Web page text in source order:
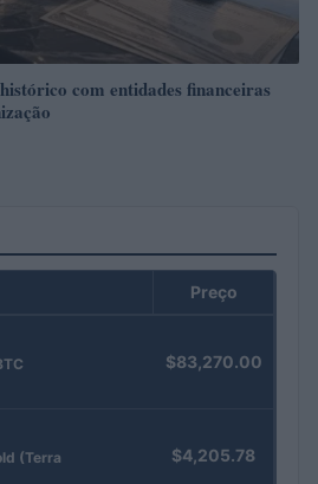
com entidades financeiras
Preço
$83,270.00
(Terra $4,205.78